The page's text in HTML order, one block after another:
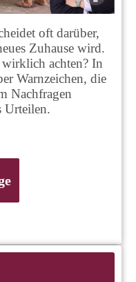
oft darüber,
Zuhause wird.
achten? In
Warnzeichen, die
Nachfragen
Urteilen.